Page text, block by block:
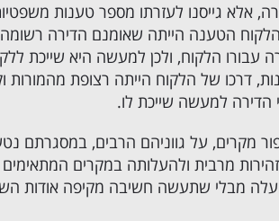
אלא גייסנו לעזרתו מספר טענות
הטענה הייתה שאומנם הדירה
הלקוח, ולכן למעשה היא שייכת
של הלקוח הייתה רצופת מהמורות
הדירה למעשה שייכת לו.
מקרים, על גווניהם הרבים, במסגרתם
מרבית ולהעלותה במקרים
מבלי שתעשה חשיבה מקיפה אודות